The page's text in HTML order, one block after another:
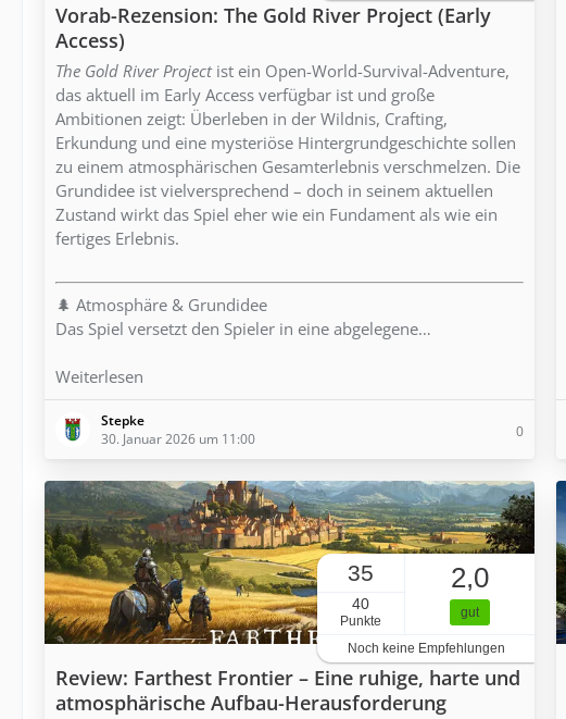
Vorab-Rezension: The Gold River Project (Early
Access)
The Gold River Projectist ein Open-World-Survival-Adventure,
das aktuell im Early Access verfügbar ist und große
Ambitionen zeigt: Überleben in der Wildnis, Crafting,
Erkundung und eine mysteriöse Hintergrundgeschichte sollen
zu einem atmosphärischen Gesamterlebnis verschmelzen. Die
Grundidee ist vielversprechend – doch in seinem aktuellen
Zustand wirkt das Spiel eher wie ein Fundament als wie ein
fertiges Erlebnis.
🌲 Atmosphäre & Grundidee
Das Spiel versetzt den Spieler in eine abgelegene…
Weiterlesen
Stepke
30. Januar 2026 um 11:00
0
35
40
Punkte
2,0
gut
Noch keine Empfehlungen
Review: Farthest Frontier – Eine ruhige, harte und
atmosphärische Aufbau-Herausforderung